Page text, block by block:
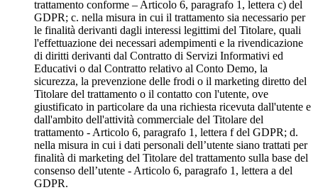
trattamento conforme – Articolo 6, paragrafo 1, lettera c) del
GDPR; c. nella misura in cui il trattamento sia necessario per
le finalità derivanti dagli interessi legittimi del Titolare, quali
l'effettuazione dei necessari adempimenti e la rivendicazione
di diritti derivanti dal Contratto di Servizi Informativi ed
Educativi o dal Contratto relativo al Conto Demo, la
sicurezza, la prevenzione delle frodi o il marketing diretto del
Titolare del trattamento o il contatto con l'utente, ove
giustificato in particolare da una richiesta ricevuta dall'utente e
dall'ambito dell'attività commerciale del Titolare del
trattamento - Articolo 6, paragrafo 1, lettera f del GDPR; d.
nella misura in cui i dati personali dell’utente siano trattati per
finalità di marketing del Titolare del trattamento sulla base del
consenso dell’utente - Articolo 6, paragrafo 1, lettera a del
GDPR.